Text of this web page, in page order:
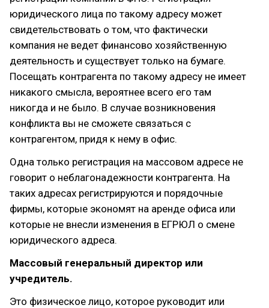
юридического лица по такому адресу может
свидетельствовать о том, что фактически
компания не ведет финансово хозяйственную
деятельность и существует только на бумаге.
Посещать контрагента по такому адресу не имеет
никакого смысла, вероятнее всего его там
никогда и не было. В случае возникновения
конфликта вы не сможете связаться с
контрагентом, придя к нему в офис.
Одна только регистрация на массовом адресе не
говорит о неблагонадежности контрагента. На
таких адресах регистрируются и порядочные
фирмы, которые экономят на аренде офиса или
которые не внесли изменения в ЕГРЮЛ о смене
юридического адреса.
Массовый генеральный директор или
учредитель.
Это физическое лицо, которое руководит или